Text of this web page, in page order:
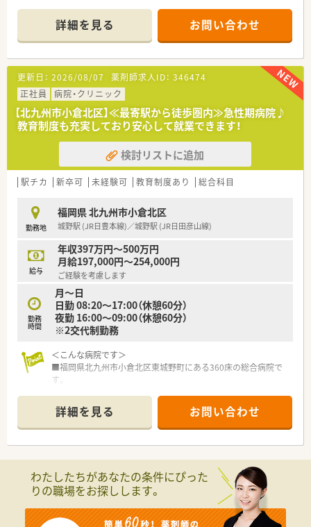
■他部署との連携もとりながら、業務の質を高めています。
■有給消化率も高く、残業も少ないのでメリハリのある生活を送
れます。
≪こんな方にオススメです≫
■平日休みやシフト休み希望の方
■当直なしの病院を希望の方
■一か所で長く働きたい方
詳細を見る お問い合わせ
更新日： 2026/08/07 薬剤師求人ID： 346474
正社員
病院・クリニック
【北九州市小倉北区】≪最寄駅から徒歩圏内≫急性期病院♪
教育制度も充実しており安心して就業できます！
検討リストに追加
駅チカ 新卒可 未経験可 教育制度あり 総合科目
勤務地
福岡県 北九州市小倉北区
城野駅 (JR日豊本線)／城野駅 (JR日田彦山線)
給与
年収397万円～500万円
月給197,000円～254,000円
ご経験を考慮します
勤務
時間
月～日
日勤 08:20～17:00（休憩60分）
夜勤 16:00～09:00（休憩60分）
※2交代制勤務
＜こんな病院です＞
■福岡県北九州市小倉北区東城野町にある360床の総合病院で
す。
害拠点病院指定、日本DMAT指定の各指定を受けています。
■最新の技術を揃え、幅広い診療科で高度な医療を提供すること
で、北九州医療圏における救命救急医療の中核を担っています。
■開放型病床を持ち、北九州市をはじめとして、行橋市、みやこ
■設備には、脳卒中センターやウロギネコロジーセンターがあ
り、2016年の新築移転で、四肢外傷センターを開設しています。
■臨床研修病院として、初期研修医、後期研修医を受け入れてお
り人材育成の面でも重要な役割を果たしています。
詳細を見る お問い合わせ
わたしたちがあなたの条件にぴった
りの職場をお探しします。